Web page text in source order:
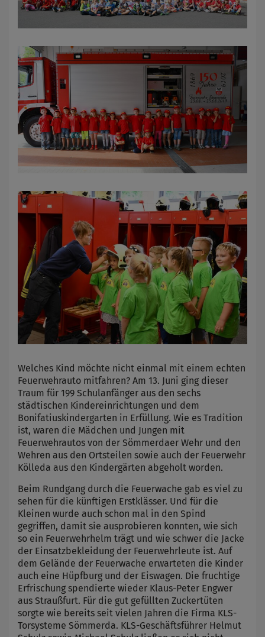
Welches Kind möchte nicht einmal mit einem echten
Feuerwehrauto mitfahren? Am 13. Juni ging dieser
Traum für 199 Schulanfänger aus den sechs
städtischen Kindereinrichtungen und dem
Bonifatiuskindergarten in Erfüllung. Wie es Tradition
ist, waren die Mädchen und Jungen mit
Feuerwehrautos von der Sömmerdaer Wehr und den
Wehren aus den Ortsteilen sowie auch der Feuerwehr
Kölleda aus den Kindergärten abgeholt worden.
Beim Rundgang durch die Feuerwache gab es viel zu
sehen für die künftigen Erstklässer. Und für die
Kleinen wurde auch schon mal in den Spind
gegriffen, damit sie ausprobieren konnten, wie sich
so ein Feuerwehrhelm trägt und wie schwer die Jacke
der Einsatzbekleidung der Feuerwehrleute ist. Auf
dem Gelände der Feuerwache erwarteten die Kinder
auch eine Hüpfburg und der Eiswagen. Die fruchtige
Erfrischung spendierte wieder Klaus-Peter Engwer
aus Straußfurt. Für die gut gefüllten Zuckertüten
sorgte wie bereits seit vielen Jahren die Firma KLS-
Torsysteme Sömmerda. KLS-Geschäftsführer Helmut